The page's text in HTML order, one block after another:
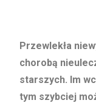
Przewlekła
chorobą
starszych. Im
tym szybciej